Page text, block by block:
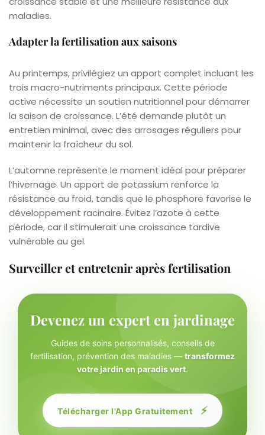
maladies.
Adapter la fertilisation aux saisons
Au printemps, privilégiez un apport complet incluant les
trois macro-nutriments principaux. Cette période
active nécessite un soutien nutritionnel pour démarrer
la saison de croissance. L’été demande plutôt un
entretien minimal, avec des arrosages réguliers pour
maintenir la fraîcheur du sol.
L’automne représente le moment idéal pour préparer
l’hivernage. Un apport de potassium renforce la
résistance au froid, tandis que le phosphore favorise le
développement racinaire. Évitez l’azote à cette
période, car il stimulerait une croissance tardive
vulnérable au gel.
Surveiller et entretenir après fertilisation
Devenez un expert en jardinage
Guides de soins personnalisés, conseils de
fertilisation, prévention des maladies — transformez
votre jardin en paradis vert.
Télécharger l'App Gratuitement ⚡